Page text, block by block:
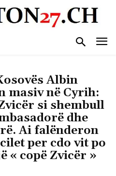
Albin
masiv në Cyrih:
si shembull
dhe
Ai falënderon
per cdo vit po
« copë Zvicër »